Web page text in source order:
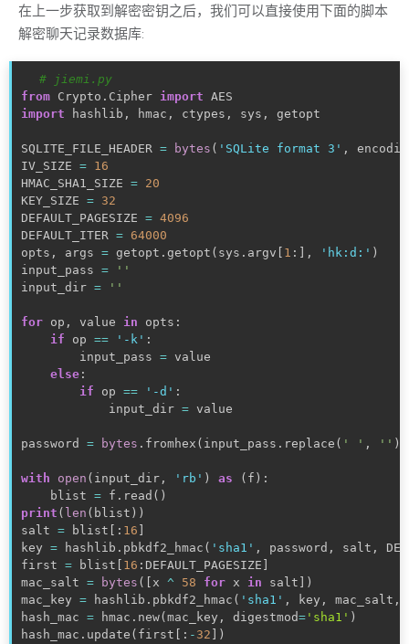
在上一步获取到解密密钥之后，我们可以直接使用下面的脚本
解密聊天记录数据库:
# jiemi.py
from Crypto . Cipher import
import
hashlib , hmac , ctypes , sys , getopt
SQLITE_FILE_HEADER = bytes ( 'SQLite format 3' ,
IV_SIZE = 16
HMAC_SHA1_SIZE = 20
KEY_SIZE = 32
DEFAULT_PAGESIZE = 4096
DEFAULT_ITER = 64000
opts , args = getopt . getopt ( sys . argv 1 : , 'hk:d:' )
input_pass =
''
input_dir = ''
for op , value in opts :
if op == '-k' :
        input_pass
= value
else :
if op == '-d' :
            input_dir
= value
password = bytes . fromhex ( input_pass . replace ( ' ' , '' )
with open ( input_dir , 'rb' ) as ( f ) :
    blist
= f . read ( )
print ( len ( blist ) )
salt = blist : 16
key = hashlib . pbkdf2_hmac ( 'sha1' , password , salt ,
first = blist 16 : DEFAULT_PAGESIZE
mac_salt = bytes ( x ^ 58 for x in salt
)
mac_key = hashlib . pbkdf2_hmac ( 'sha1' , key , mac_salt ,
hash_mac = hmac . new( mac_key , digestmod= 'sha1' )
hash_mac . update ( first : - 32
)